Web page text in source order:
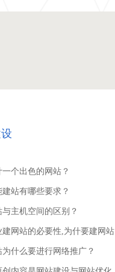
个出色的网站？
站有哪些要求？
与主机空间的区别？
建网站的必要性,为什要建网站
什么要进行网络推广？